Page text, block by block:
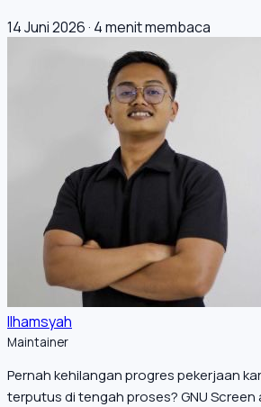
14 Juni 2026· 4 menit membaca
Ilhamsyah
Maintainer
Pernah kehilangan progres pekerjaan
terputus di tengah proses? GNU Screen